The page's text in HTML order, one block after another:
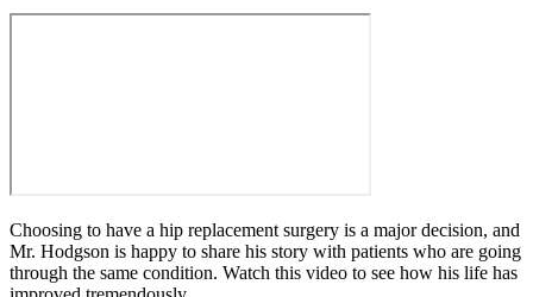
Choosing to have a hip replacement surgery is a major decision, and
Mr. Hodgson is happy to share his story with patients who are going
through the same condition. Watch this video to see how his life has